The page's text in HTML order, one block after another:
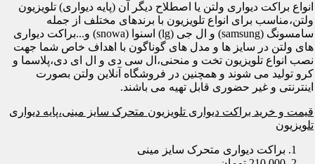
انواع براکت دیواری ولتن یا اصطلاح دیگر آن (پایه دیواری) تلویزیون
ولتن،مناسب برای انواع تلویزیون با برندهای مختلف از جمله
سامسونگ (samsung) و ال جی (lg) اسنوا (snowa) و...براکت دیواری
های ولتن در سایز ها و مدل های گوناگون با اهداف خاص شما جهت
نصب انواع تلویزیون تخت و منحنی،ال سی دی و ال ای دی،پلاسما و
کرو تولید می شوند و همچنین در فروشگاه آنلاین ولتن بصورت
اینترنتی و غیر حضوری قابل تهیه می باشند.
قیمت و خرید براکت دیواری تلویزیون متحرک سایز مینی،پایه دیواری
تلویزیون
براکت دیواری متحرک سایز مینی